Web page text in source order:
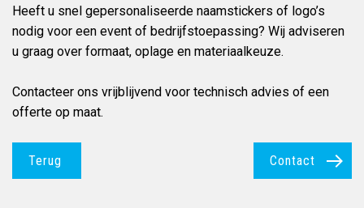
Heeft u snel gepersonaliseerde naamstickers of logo’s
nodig voor een event of bedrijfstoepassing? Wij adviseren
u graag over formaat, oplage en materiaalkeuze.
Contacteer ons vrijblijvend voor technisch advies of een
offerte op maat.
Contact
Terug